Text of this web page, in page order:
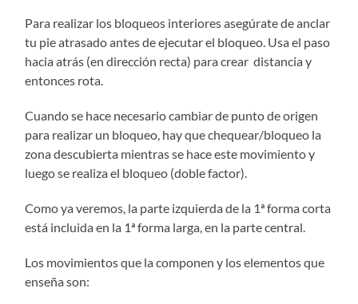
Para realizar los bloqueos interiores asegúrate de anclar
tu pie atrasado antes de ejecutar el bloqueo. Usa el paso
hacia atrás (en dirección recta) para crear distancia y
entonces rota.
Cuando se hace necesario cambiar de punto de origen
para realizar un bloqueo, hay que chequear/bloqueo la
zona descubierta mientras se hace este movimiento y
luego se realiza el bloqueo (doble factor).
Como ya veremos, la parte izquierda de la 1ª forma corta
está incluida en la 1ª forma larga, en la parte central.
Los movimientos que la componen y los elementos que
enseña son: